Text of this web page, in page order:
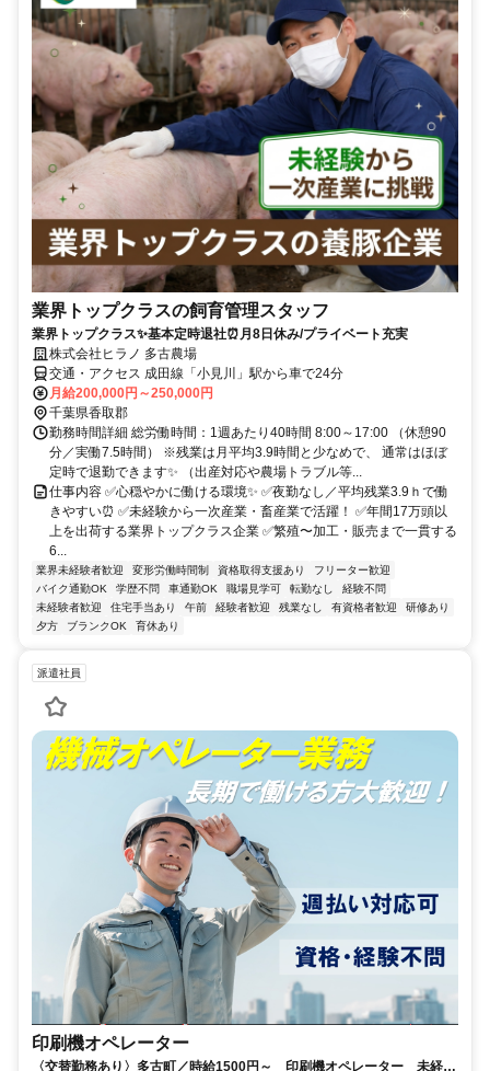
業界トップクラスの飼育管理スタッフ
業界トップクラス✨基本定時退社⏰月8日休み/プライベート充実
株式会社ヒラノ 多古農場
交通・アクセス 成田線「小見川」駅から車で24分
月給200,000円～250,000円
千葉県香取郡
勤務時間詳細 総労働時間：1週あたり40時間 8:00～17:00 （休憩90
分／実働7.5時間） ※残業は月平均3.9時間と少なめで、 通常はほぼ
定時で退勤できます✨ （出産対応や農場トラブル等...
仕事内容 ✅心穏やかに働ける環境✨ ✅夜勤なし／平均残業3.9ｈで働
きやすい⏰ ✅未経験から一次産業・畜産業で活躍！ ✅年間17万頭以
上を出荷する業界トップクラス企業 ✅繁殖〜加工・販売まで一貫する
6...
業界未経験者歓迎 変形労働時間制 資格取得支援あり
フリーター歓迎
バイク通勤OK
学歴不問 車通勤OK 職場見学可 転勤なし
経験不問
未経験者歓迎
住宅手当あり 午前 経験者歓迎 残業なし 有資格者歓迎
研修あり
夕方
ブランクOK 育休あり
派遣社員
印刷機オペレーター
〈交替勤務あり〉多古町／時給1500円～ 印刷機オペレーター 未経験